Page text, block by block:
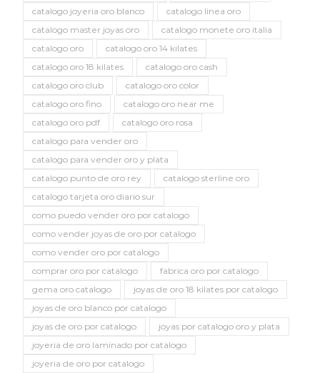
catalogo joyeria oro blanco
catalogo linea oro
catalogo master joyas oro
catalogo monete oro italia
catalogo oro
catalogo oro 14 kilates
catalogo oro 18 kilates
catalogo oro cash
catalogo oro club
catalogo oro color
catalogo oro fino
catalogo oro near me
catalogo oro pdf
catalogo oro rosa
catalogo para vender oro
catalogo para vender oro y plata
catalogo punto de oro rey
catalogo sterline oro
catalogo tarjeta oro diario sur
como puedo vender oro por catalogo
como vender joyas de oro por catalogo
como vender oro por catalogo
comprar oro por catalogo
fabrica oro por catalogo
gema oro catalogo
joyas de oro 18 kilates por catalogo
joyas de oro blanco por catalogo
joyas de oro por catalogo
joyas por catalogo oro y plata
joyeria de oro laminado por catalogo
joyeria de oro por catalogo